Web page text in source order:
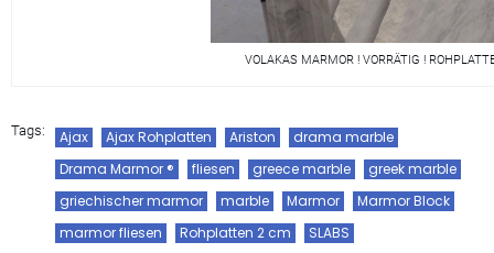
VOLAKAS MARMOR ! VORRÄTIG !
Tags: Ajax Ajax Rohplatten Ariston
drama marble
Drama Marmor ®
fliesen greece marble
greek marble
griechischer marmor
marble Marmor
Marmor Block
marmor fliesen
Rohplatten 2 cm
SLABS